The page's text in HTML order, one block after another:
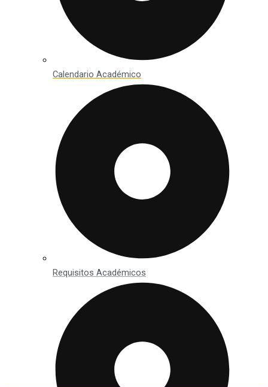
Calendario Académico
Requisitos Académicos